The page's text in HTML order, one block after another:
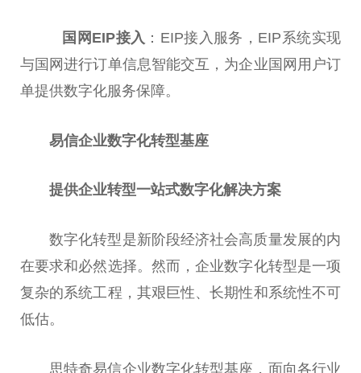
国网EIP接入 ：EIP接入服务，EIP系统实现
与国网进行订单信息智能交互，为企业国网用户订
单提供数字化服务保障。
易信企业数字化转型基座
提供企业转型一站式数字化解决方案
数字化转型是新阶段经济社会高质量发展的内
在要求和必然选择。然而，企业数字化转型是一项
复杂的系统工程，其艰巨性、长期性和系统性不可
低估。
思特奇易信企业数字化转型基座，面向各行业